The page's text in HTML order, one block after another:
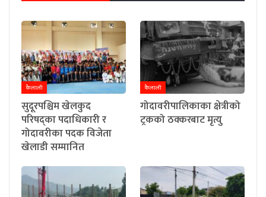
कैलाली
सुदूरपश्चिम खेलकुद
परिषद्का पदाधिकारी र
गोदावरीका पदक विजेता
खेलाडी सम्मानित
कैलाली
गोदावरीपालिकाका क्षेत्रीको
ट्रकको ठक्करबाट मृत्यु